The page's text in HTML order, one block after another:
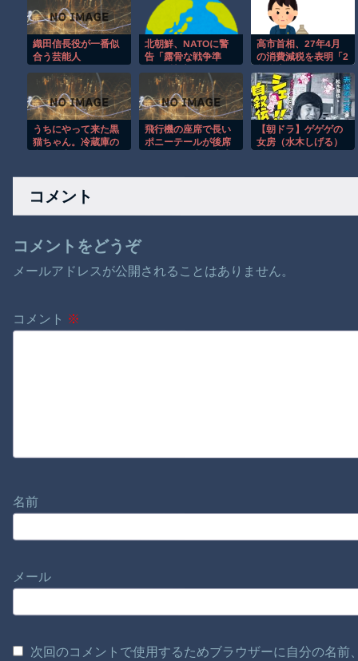
織田信長役が一番似
合う芸能人
北朝鮮、NATOに警
告「露骨な戦争準
う」[8/2]
高市首相、27年4月
の消費減税を表明「2
戻す」
うちにやって来た黒
猫ちゃん。冷蔵庫の
飛行機の座席で長い
ポニーテールが後席
【朝ドラ】ゲゲゲの
女房（水木しげる）
と誰だろうね
コメント
コメントをどうぞ
メールアドレスが公開されることはありません。
コメント ※
名前
メール
次回のコメントで使用するためブラウザーに自分の名